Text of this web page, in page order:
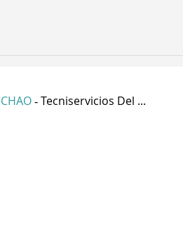
- Tecniservicios Del ...